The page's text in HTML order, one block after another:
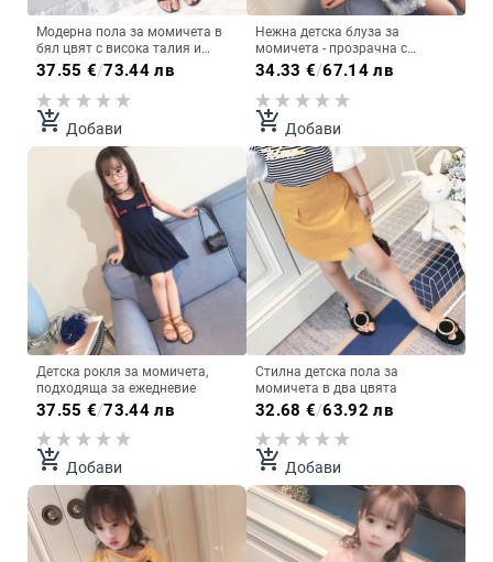
Модерна пола за момичета в
бял цвят с висока талия и
копчета
37.55 €/73.44 лв
add_shopping_cart Добави
Нежна детска блуза за
момичета - прозрачна с
дантела, в бял и розов цвят
34.33 €/67.14 лв
add_shopping_cart Добави
Детска рокля за момичета,
подходяща за ежедневие
37.55 €/73.44 лв
add_shopping_cart Добави
Стилна детска пола за
момичета в два цвята
32.68 €/63.92 лв
add_shopping_cart Добави